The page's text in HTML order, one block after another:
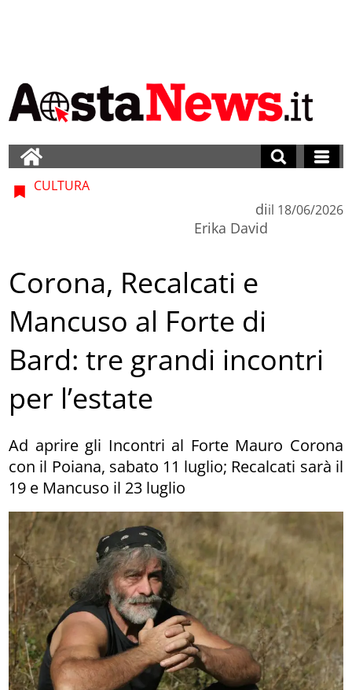
CULTURA
di
Erika David
il 18/06/2026
Corona, Recalcati e
Mancuso al Forte di
Bard: tre grandi incontri
per l’estate
Ad aprire gli Incontri al Forte Mauro Corona
con il Poiana, sabato 11 luglio; Recalcati sarà il
19 e Mancuso il 23 luglio